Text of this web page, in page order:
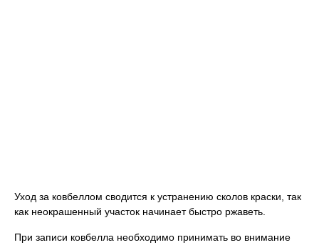
Уход за ковбеллом сводится к устранению сколов краски, так
как неокрашенный участок начинает быстро ржаветь.
При записи ковбелла необходимо принимать во внимание